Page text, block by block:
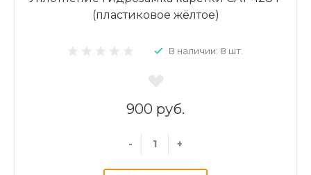
(пластиковое жёлтое)
В наличии: 8 шт.
900 руб.
- +